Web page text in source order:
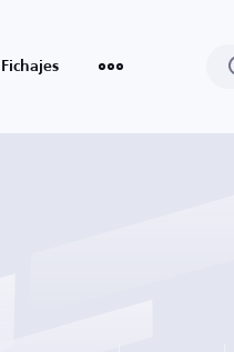
Fichajes